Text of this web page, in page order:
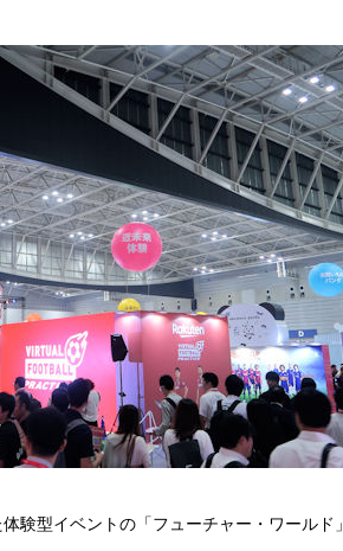
験型イベントの「フューチャー・ワールド